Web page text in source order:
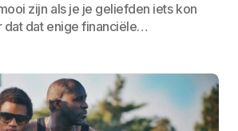
zijn als je je geliefden iets kon
dat dat enige financiële…